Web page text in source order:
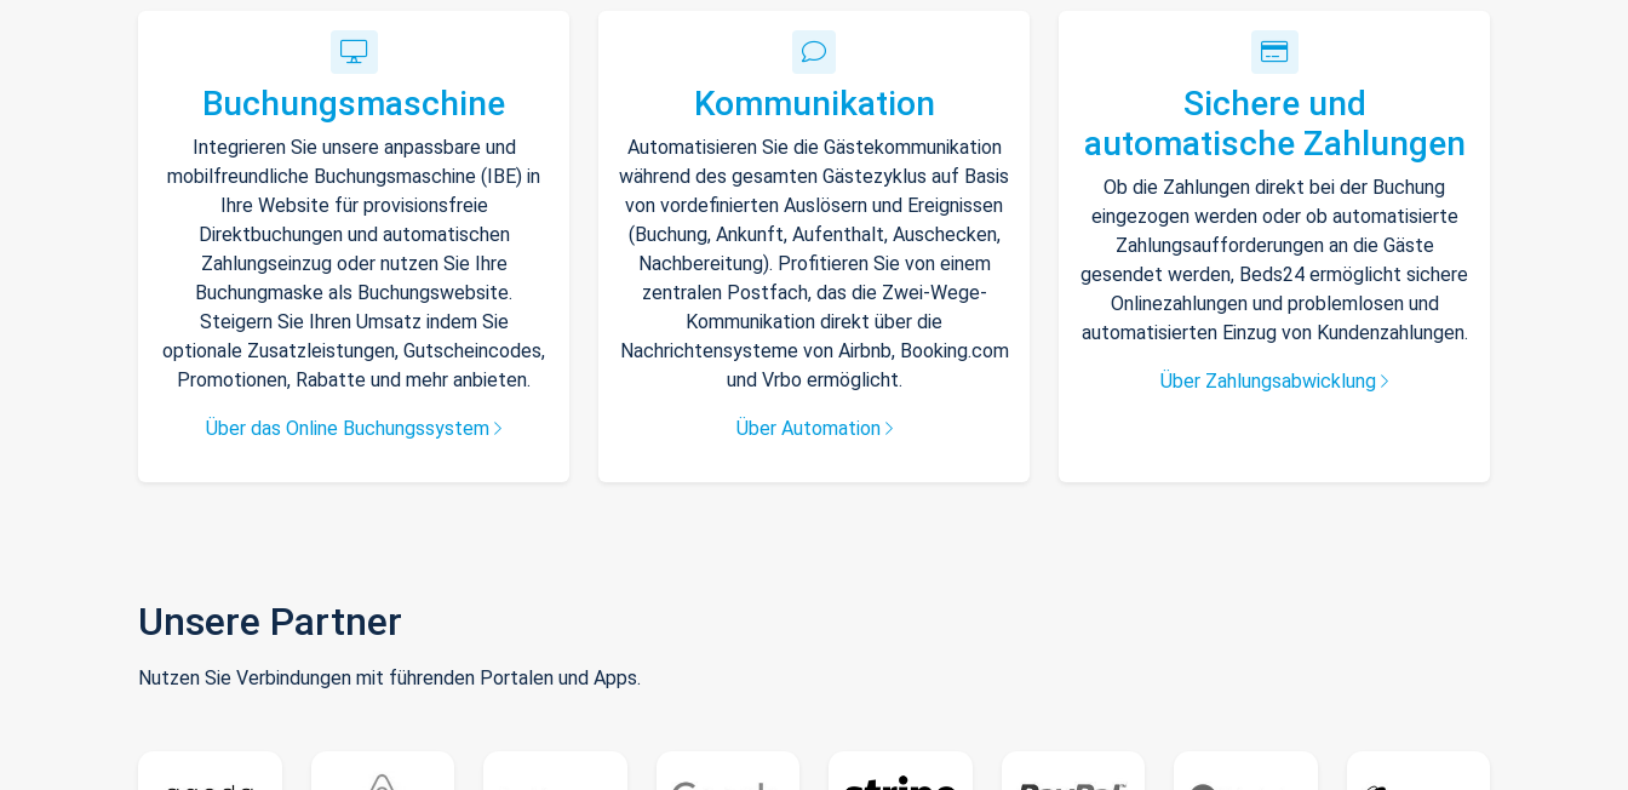
Buchungsmaschine
Integrieren Sie unsere anpassbare und
mobilfreundliche Buchungsmaschine (IBE) in
Ihre Website für provisionsfreie
Direktbuchungen und automatischen
Zahlungseinzug oder nutzen Sie Ihre
Buchungmaske als Buchungswebsite.
Steigern Sie Ihren Umsatz indem Sie
optionale Zusatzleistungen, Gutscheincodes,
Promotionen, Rabatte und mehr anbieten.
Über das Online Buchungssystem
Kommunikation
Automatisieren Sie die Gästekommunikation
während des gesamten Gästezyklus auf Basis
von vordefinierten Auslösern und Ereignissen
(Buchung, Ankunft, Aufenthalt, Auschecken,
Nachbereitung). Profitieren Sie von einem
zentralen Postfach, das die Zwei-Wege-
Kommunikation direkt über die
Nachrichtensysteme von Airbnb, Booking.com
und Vrbo ermöglicht.
Über Automation
Sichere und
automatische Zahlungen
Ob die Zahlungen direkt bei der Buchung
eingezogen werden oder ob automatisierte
Zahlungsaufforderungen an die Gäste
gesendet werden, Beds24 ermöglicht sichere
Onlinezahlungen und problemlosen und
automatisierten Einzug von Kundenzahlungen.
Über Zahlungsabwicklung
Unsere Partner
Nutzen Sie Verbindungen mit führenden Portalen und Apps.